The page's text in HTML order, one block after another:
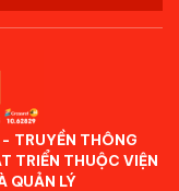
TRUYỀN THÔNG
TRIỂN THUỘC VIỆN
QUẢN LÝ